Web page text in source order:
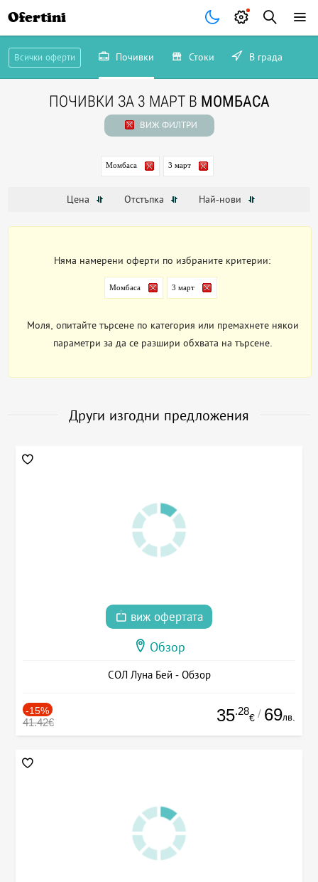
Ofertini
Всички оферти Почивки Стоки В града
ПОЧИВКИ ЗА 3 МАРТ В МОМБАСА
ВИЖ ФИЛТРИ
Момбаса 3 март
Цена Отстъпка Най-нови
Няма намерени оферти по избраните критерии:
Момбаса 3 март
Моля, опитайте търсене по категория или премахнете някои
параметри за да се разшири обхвата на търсене.
Други изгодни предложения
виж офертата
Обзор
СОЛ Луна Бей - Обзор
-15%
41.42€ 35.28
€ / 69лв.